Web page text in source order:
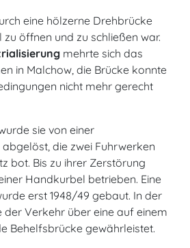
eine hölzerne Drehbrücke
öffnen und zu schließen war.
mehrte sich das
in Malchow, die Brücke konnte
nicht mehr gerecht
sie von einer
abgelöst, die zwei Fuhrwerken
bot. Bis zu ihrer Zerstörung
Handkurbel betrieben. Eine
erst 1948/49 gebaut. In der
der Verkehr über eine auf einem
Behelfsbrücke gewährleistet.